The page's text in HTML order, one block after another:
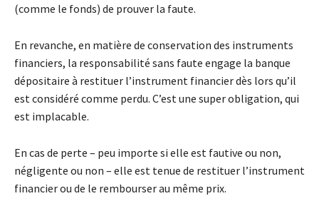
(comme le fonds) de prouver la faute.
En revanche, en matière de conservation des instruments
financiers, la responsabilité sans faute engage la banque
dépositaire à restituer l’instrument financier dès lors qu’il
est considéré comme perdu. C’est une super obligation, qui
est implacable.
En cas de perte – peu importe si elle est fautive ou non,
négligente ou non – elle est tenue de restituer l’instrument
financier ou de le rembourser au même prix.